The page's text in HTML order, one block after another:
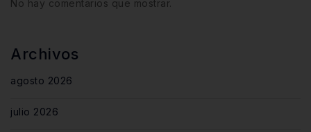
No hay comentarios que mostrar.
Archivos
agosto 2026
julio 2026